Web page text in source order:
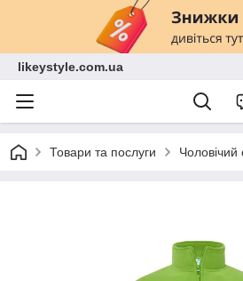
likeystyle.com.ua
Товари та послуги Чоловічий